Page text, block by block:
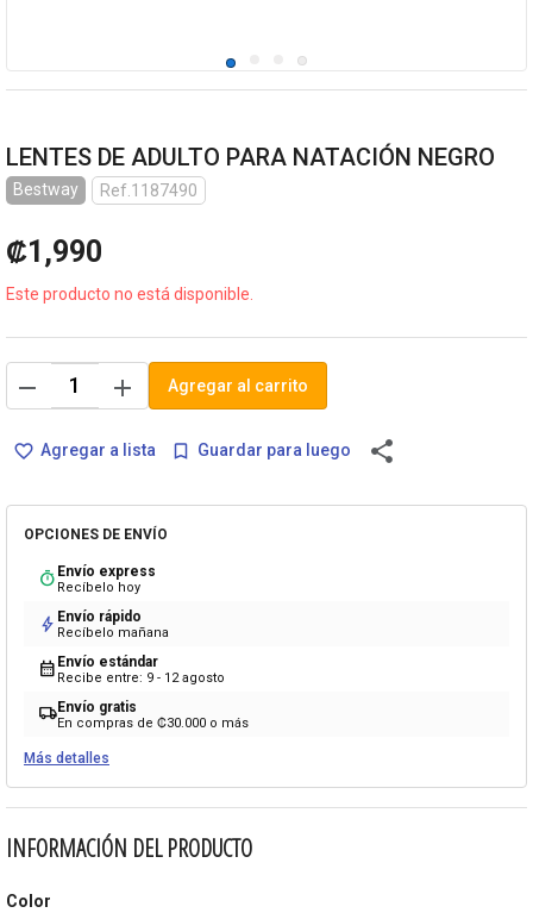
LENTES DE ADULTO PARA NATACIÓN NEGRO
Bestway Ref.1187490
₡1,990
Este producto no está disponible.
remove add Agregar al carrito
favorite_border Agregar a lista bookmark_border Guardar para luego share
OPCIONES DE ENVÍO
timer Envío express
Recíbelo hoy
bolt Envío rápido
Recíbelo mañana
calendar_month Envío estándar
Recibe entre: 9 - 12 agosto
local_shippingEnvío gratis
En compras de ₡30.000 o más
Más detalles
INFORMACIÓN DEL PRODUCTO
Color